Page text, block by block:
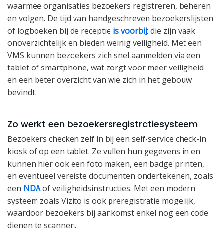
waarmee organisaties bezoekers registreren, beheren
en volgen. De tijd van handgeschreven bezoekerslijsten
of logboeken bij de receptie is voorbij: die zijn vaak
onoverzichtelijk en bieden weinig veiligheid. Met een
VMS kunnen bezoekers zich snel aanmelden via een
tablet of smartphone, wat zorgt voor meer veiligheid
en een beter overzicht van wie zich in het gebouw
bevindt.
Zo werkt een bezoekersregistratiesysteem
Bezoekers checken zelf in bij een self-service check-in
kiosk of op een tablet. Ze vullen hun gegevens in en
kunnen hier ook een foto maken, een badge printen,
en eventueel vereiste documenten ondertekenen, zoals
een NDAof veiligheidsinstructies. Met een modern
systeem zoals Vizito is ook preregistratie mogelijk,
waardoor bezoekers bij aankomst enkel nog een code
dienen te scannen.